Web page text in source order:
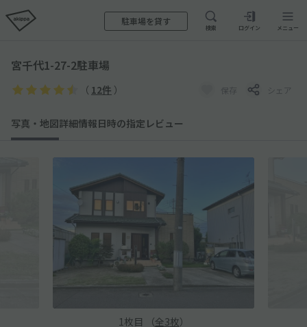
駐車場を貸す
検索 ログイン メニュー
宮千代1-27-2駐車場
（ 12件 ） 保存 シェア
写真・地図詳細情報日時の指定 レビュー
1 枚目 （全3枚）